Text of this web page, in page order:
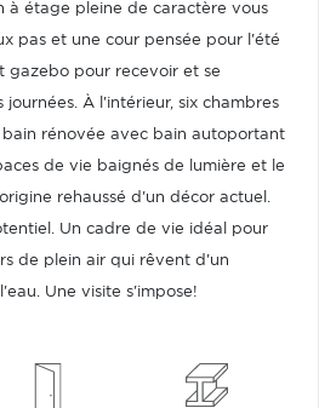
à étage pleine de caractère vous
pas et une cour pensée pour l'été
gazebo pour recevoir et se
À l'intérieur, six chambres
bain rénovée avec bain autoportant
de vie baignés de lumière et le
rehaussé d'un décor actuel.
Un cadre de vie idéal pour
de plein air qui rêvent d'un
Une visite s'impose!